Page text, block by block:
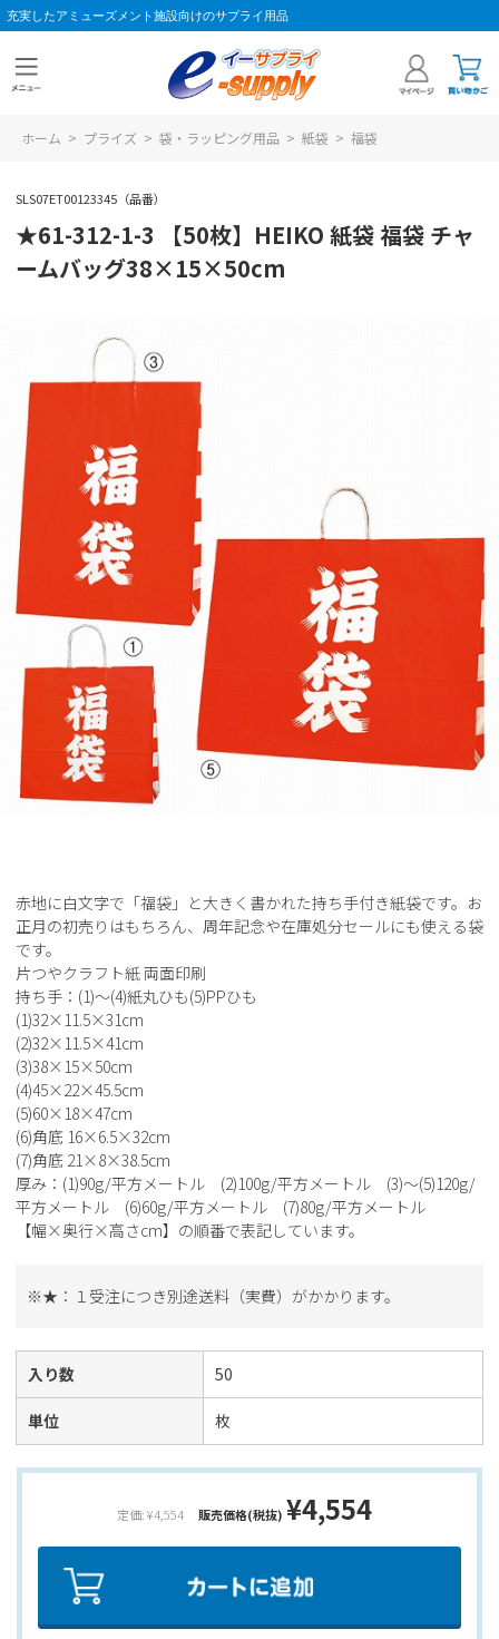
充実したアミューズメント施設向けのサプライ用品
ホーム > プライズ > 袋・ラッピング用品 > 紙袋 > 福袋
SLS07ET00123345（品番）
★61-312-1-3 【50枚】HEIKO 紙袋 福袋 チャ
ームバッグ38×15×50cm
赤地に白文字で「福袋」と大きく書かれた持ち手付き紙袋です。お
正月の初売りはもちろん、周年記念や在庫処分セールにも使える袋
です。
片つやクラフト紙 両面印刷
持ち手：(1)～(4)紙丸ひも(5)PPひも
(1)32×11.5×31cm
(2)32×11.5×41cm
(3)38×15×50cm
(4)45×22×45.5cm
(5)60×18×47cm
(6)角底 16×6.5×32cm
(7)角底 21×8×38.5cm
厚み：(1)90g/平方メートル (2)100g/平方メートル (3)～(5)120g/
平方メートル (6)60g/平方メートル (7)80g/平方メートル
【幅×奥行×高さcm】の順番で表記しています。
※★：１受注につき別途送料（実費）がかかります。
入り数 50
単位 枚
定価: ¥4,554 販売価格(税抜) ¥4,554